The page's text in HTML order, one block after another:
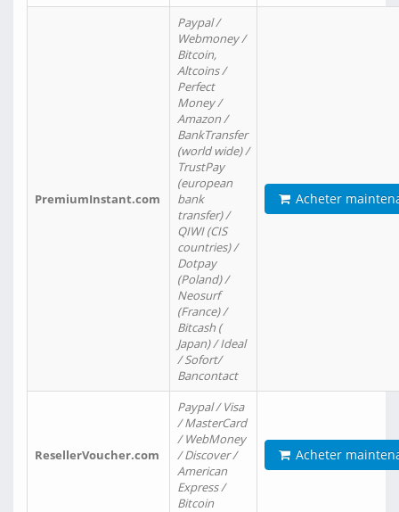
PremiumInstant.com
Paypal /
Webmoney /
Bitcoin,
Altcoins /
Perfect
Money /
Amazon /
BankTransfer
(world wide) /
TrustPay
(european
bank
transfer) /
QIWI (CIS
countries) /
Dotpay
(Poland) /
Neosurf
(France) /
Bitcash (
Japan) / Ideal
/ Sofort/
Bancontact
Acheter
ResellerVoucher.com
Paypal / Visa
/ MasterCard
/ WebMoney
/ Discover /
American
Express /
Bitcoin
Acheter